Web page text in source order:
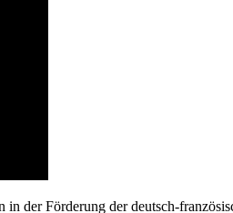
in der Förderung der deutsch-